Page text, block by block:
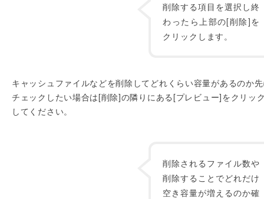
削除する項目を選択し終
わったら上部の[削除]を
クリックします。
キャッシュファイルなどを削除してどれくらい容量があるのか
チェックしたい場合は[削除]の隣りにある[プレビュー]をクリッ
してください。
削除されるファイル数や
削除することでどれだけ
空き容量が増えるのか確